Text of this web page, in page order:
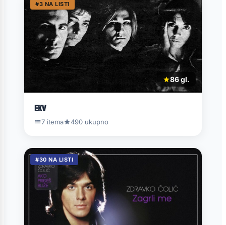
#3 NA LISTI
86 gl.
EKV
7 itema 490 ukupno
#30 NA LISTI